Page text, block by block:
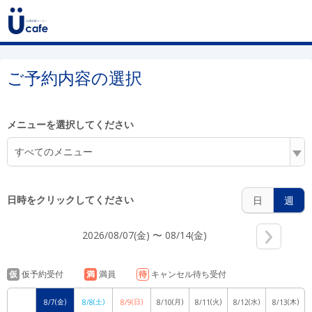
ご予約内容の選択
メニューを選択してください
すべてのメニュー
日時をクリックしてください 日 週
2026/08/07(金) 〜 08/14(金)
仮 仮予約受付 満 満員 待 キャンセル待ち受付
8/7(金) 8/8(土) 8/9(日) 8/10(月) 8/11(火) 8/12(水) 8/13(木)
8:00